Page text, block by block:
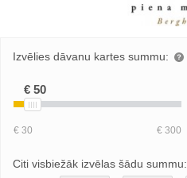
Izvēlies dāvanu kartes summu:
Citi visbiežāk izvēlas šādu summu: